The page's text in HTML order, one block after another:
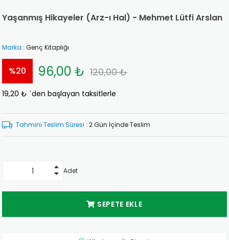
Yaşanmış Hikayeler (Arz-ı Hal) - Mehmet Lütfi Arslan
Marka : Genç Kitaplığı
%20
İndirim
120,00 ₺
96,00 ₺
19,20 ₺ `den başlayan taksitlerle
Tahmini Teslim Süresi : 2 Gün İçinde Teslim
Adet